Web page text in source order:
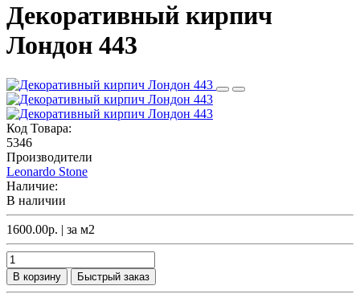
Декоративный кирпич
Лондон 443
Код Товара:
5346
Производители
Leonardo Stone
Наличие:
В наличии
1600.00р. | за м2
В корзину Быстрый заказ